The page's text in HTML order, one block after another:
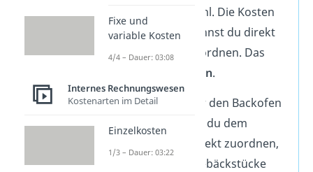
brauchst du Mehl. Die Kosten
für das Mehl kannst du direkt
dem Kuchen zuordnen. Das
Einzelkosten.
Stromkosten für den Backofen
dagegen kannst du dem
Kuchen nicht direkt zuordnen,
da sie für alle Gebäckstücke
Fixe und
variable Kosten
4/4 – Dauer: 03:08
Internes Rechnungswesen
Kostenarten im Detail
Einzelkosten
1/3 – Dauer: 03:22